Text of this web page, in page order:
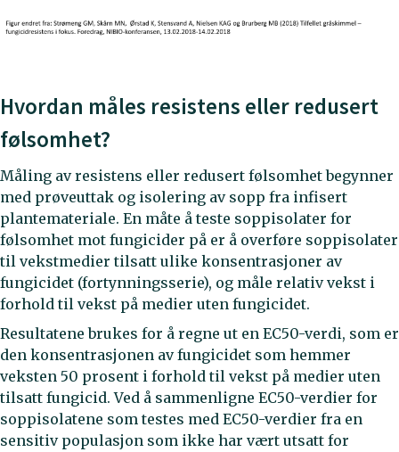
Hvordan måles resistens eller redusert
følsomhet?
Måling av resistens eller redusert følsomhet begynner
med prøveuttak og isolering av sopp fra infisert
plantemateriale. En måte å teste soppisolater for
følsomhet mot fungicider på er å overføre soppisolater
til vekstmedier tilsatt ulike konsentrasjoner av
fungicidet (fortynningsserie), og måle relativ vekst i
forhold til vekst på medier uten fungicidet.
Resultatene brukes for å regne ut en EC50-verdi, som er
den konsentrasjonen av fungicidet som hemmer
veksten 50 prosent i forhold til vekst på medier uten
tilsatt fungicid. Ved å sammenligne EC50-verdier for
soppisolatene som testes med EC50-verdier fra en
sensitiv populasjon som ikke har vært utsatt for